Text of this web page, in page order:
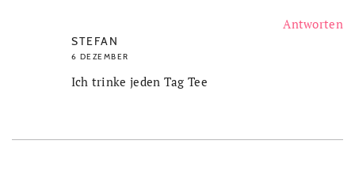
STEFAN
6 DEZEMBER
Ich trinke jeden Tag Tee
Antworten